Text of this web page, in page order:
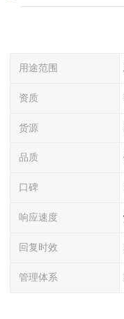
用途范围
资质
货源
品质
口碑
响应速度
回复时效
管理体系